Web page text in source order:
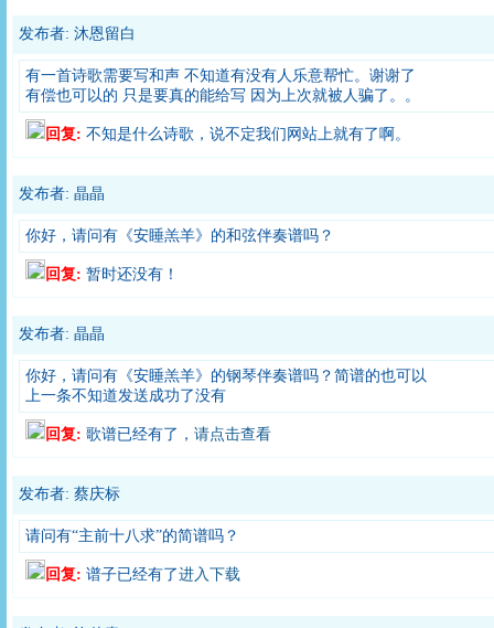
发布者: 沐恩留白
有一首诗歌需要写和声 不知道有没有人乐意帮忙。谢谢了
有偿也可以的 只是要真的能给写 因为上次就被人骗了。。
回复: 不知是什么诗歌，说不定我们网站上就有了啊。
发布者: 晶晶
你好，请问有《安睡羔羊》的和弦伴奏谱吗？
回复: 暂时还没有！
发布者: 晶晶
你好，请问有《安睡羔羊》的钢琴伴奏谱吗？简谱的也可以
上一条不知道发送成功了没有
回复: 歌谱已经有了， 请点击查看
发布者: 蔡庆标
请问有“主前十八求”的简谱吗？
回复: 谱子已经有了进入下载